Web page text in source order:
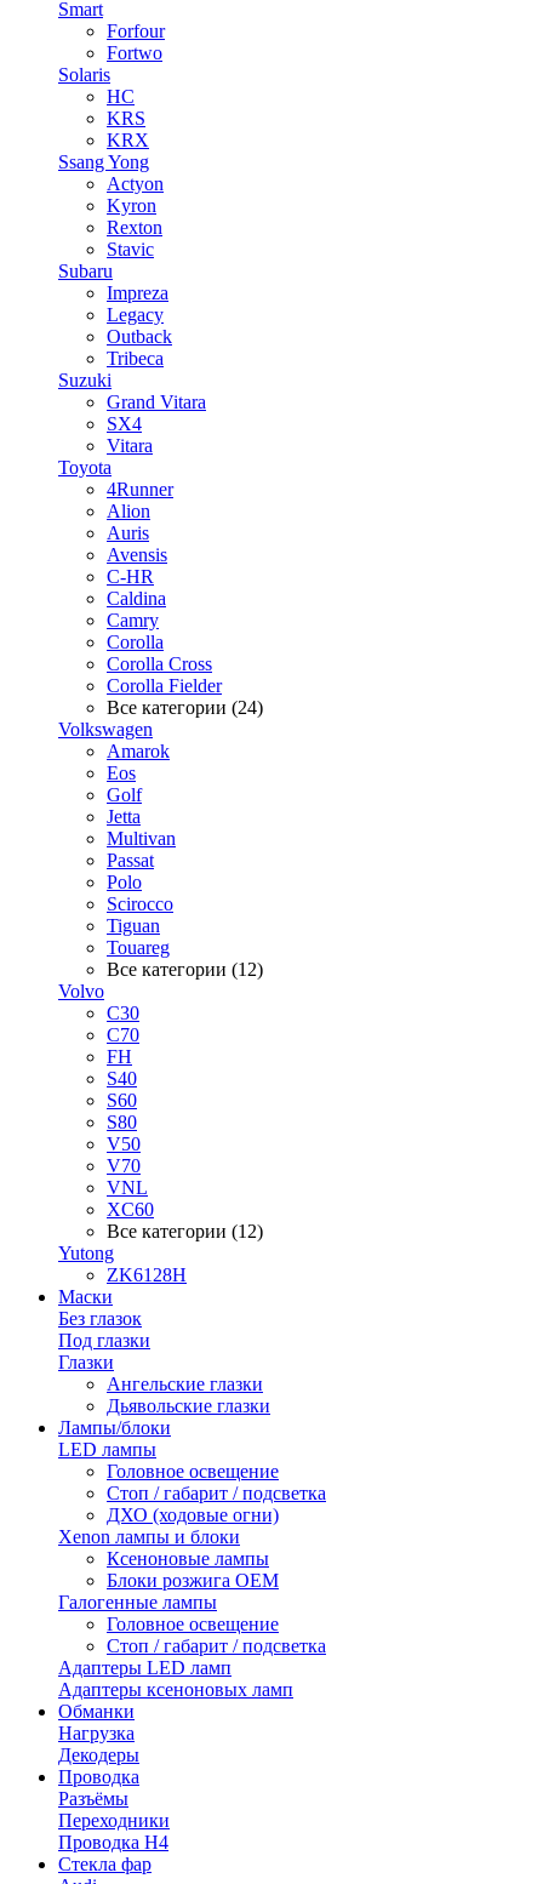
Smart
Forfour
Fortwo
Solaris
HC
KRS
KRX
Ssang Yong
Actyon
Kyron
Rexton
Stavic
Subaru
Impreza
Legacy
Outback
Tribeca
Suzuki
Grand Vitara
SX4
Vitara
Toyota
4Runner
Alion
Auris
Avensis
C-HR
Caldina
Camry
Corolla
Corolla Cross
Corolla Fielder
Все категории (24)
Volkswagen
Amarok
Eos
Golf
Jetta
Multivan
Passat
Polo
Scirocco
Tiguan
Touareg
Все категории (12)
Volvo
C30
C70
FH
S40
S60
S80
V50
V70
VNL
XC60
Все категории (12)
Yutong
ZK6128H
Маски
Без глазок
Под глазки
Глазки
Ангельские глазки
Дьявольские глазки
Лампы/блоки
LED лампы
Головное освещение
Стоп / габарит / подсветка
ДХО (ходовые огни)
Xenon лампы и блоки
Ксеноновые лампы
Блоки розжига OEM
Галогенные лампы
Головное освещение
Стоп / габарит / подсветка
Адаптеры LED ламп
Адаптеры ксеноновых ламп
Обманки
Нагрузка
Декодеры
Проводка
Разъёмы
Переходники
Проводка H4
Стекла фар